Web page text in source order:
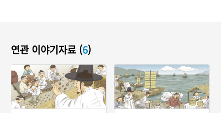
연관 이야기자료 (6)